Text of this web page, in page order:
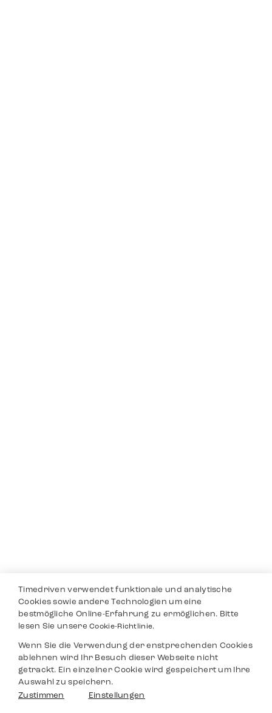
Timedriven verwendet funktionale und analytische
Cookies sowie andere Technologien um eine
bestmögliche Online-Erfahrung zu ermöglichen. Bitte
lesen Sie unsereCookie-Richtlinie.
Wenn Sie die Verwendung der enstprechenden Cookies
ablehnen wird Ihr Besuch dieser Webseite nicht
getrackt. Ein einzelner Cookie wird gespeichert um Ihre
Auswahl zu speichern.
Zustimmen
Einstellungen